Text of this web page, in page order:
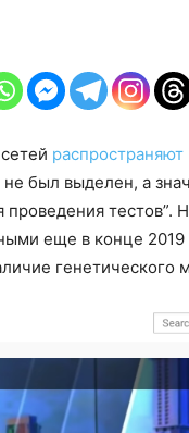
распространяют
был выделен, а
тестов”.
еще в конце 2019
генетического